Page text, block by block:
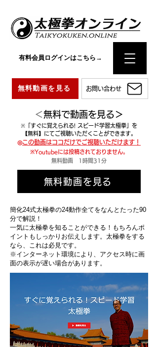
お問い合わせ
無料動画を見る
有料会員ログインはこちら→
​＜無料で動画を見る＞
※ 「すぐに覚えられる! スピード学習太極拳」を
【無料】にてご視聴いただくことができます。
​◎この動画はココだけでご視聴いただけます！
※Youtubeには投稿されておりません。
無料動画 1時間31分
無料動画を見る
簡化24式太極拳の24動作全てをなんとたった90
分で解説！
一気に太極拳を知ることができる！もちろんポ
イントもしっかりお伝えします。太極拳をする
なら、これは必見です。
​※インターネット環境により、アクセス時に画
面の表示が遅い場合があります。